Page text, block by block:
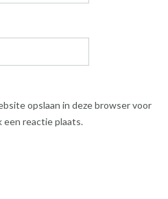
opslaan in deze browser voor
een reactie plaats.